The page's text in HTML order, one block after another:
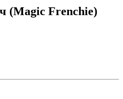
(Magic Frenchie)